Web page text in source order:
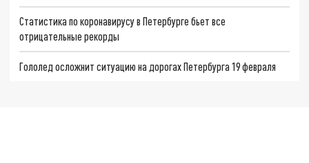
Статистика по коронавирусу в Петербурге бьет все
отрицательные рекорды
Гололед осложнит ситуацию на дорогах Петербурга 19 февраля